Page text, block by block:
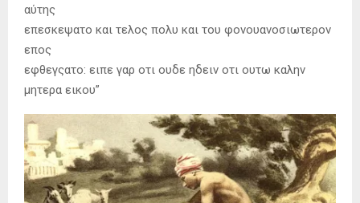
αύτης
επεσκεψατο και τελος πολυ και του φονουανοσιωτερον
επος
εφθεγςατο: ειπε γαρ οτι ουδε ηδειν οτι ουτω καλην
μητερα εικου”